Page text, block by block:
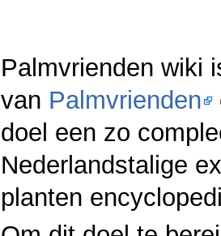
Palmvrienden wiki
van Palmvrienden
doel een zo
Nederlandstalige
planten